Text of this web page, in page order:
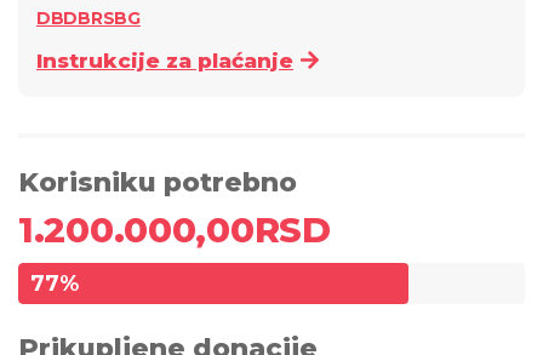
DBDBRSBG
Instrukcije za plaćanje
Korisniku potrebno
1.200.000,00RSD
77%
Prikupljene donacije